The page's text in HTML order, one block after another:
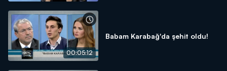
00:05:12
Babam Karabağ'da şehit oldu!